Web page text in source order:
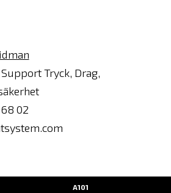
Tryck, Drag,
02
A101